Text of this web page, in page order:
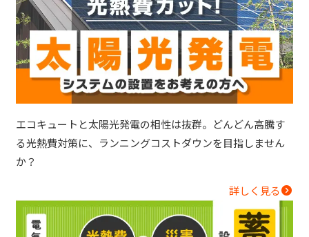
エコキュートと太陽光発電の相性は抜群。どんどん高騰す
る光熱費対策に、ランニングコストダウンを目指しません
か？
詳しく見る